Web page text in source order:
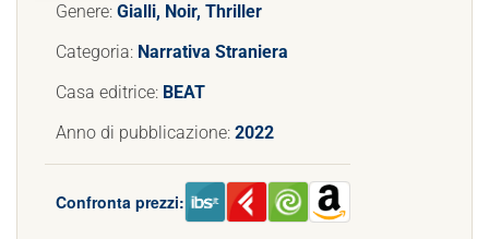
Genere: Gialli, Noir, Thriller
Categoria: Narrativa Straniera
Casa editrice: BEAT
Anno di pubblicazione: 2022
Confronta prezzi: